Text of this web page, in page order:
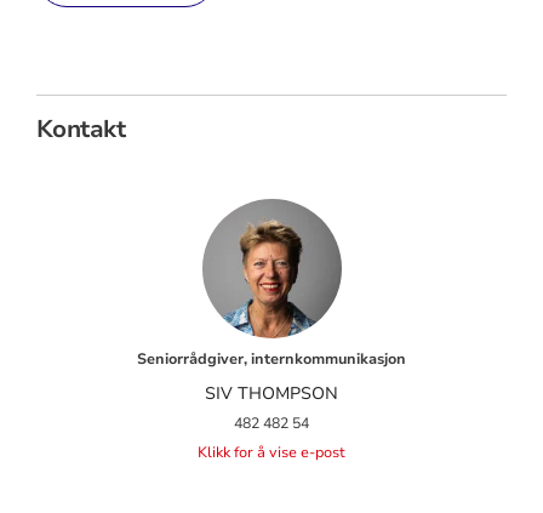
Kontakt
Seniorrådgiver, internkommunikasjon
SIV THOMPSON
482 482 54
Klikk for å vise e-post